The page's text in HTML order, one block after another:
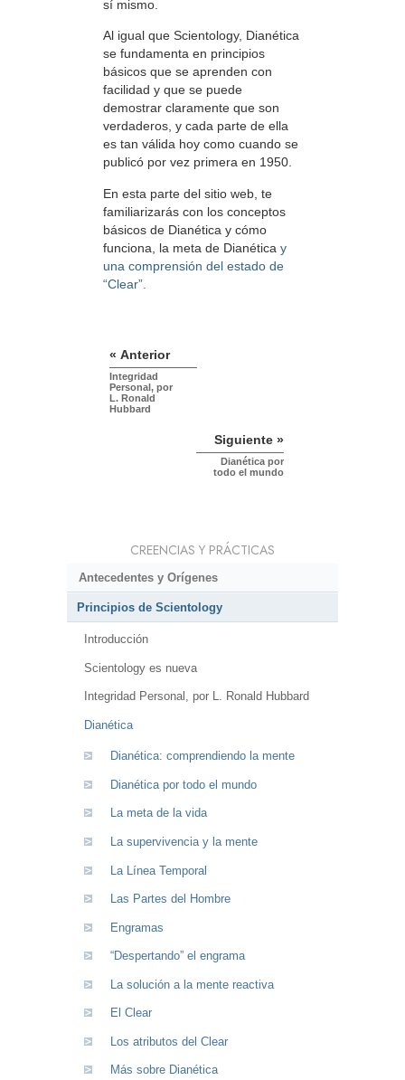
sí mismo.
Al igual que Scientology, Dianética
se fundamenta en principios
básicos que se aprenden con
facilidad y que se puede
demostrar claramente que son
verdaderos, y cada parte de ella
es tan válida hoy como cuando se
publicó por vez primera en 1950.
En esta parte del sitio web, te
familiarizarás con los conceptos
básicos de Dianética y cómo
funciona, la meta de Dianética y
una comprensión del estado de
“Clear”.
« Anterior
Integridad
Personal, por
L. Ronald
Hubbard
Siguiente »
Dianética por
todo el mundo
CREENCIAS Y PRÁCTICAS
Antecedentes y Orígenes
Principios de Scientology
Introducción
Scientology es nueva
Integridad Personal, por L. Ronald Hubbard
Dianética
Dianética: comprendiendo la mente
Dianética por todo el mundo
La meta de la vida
La supervivencia y la mente
La Línea Temporal
Las Partes del Hombre
Engramas
“Despertando” el engrama
La solución a la mente reactiva
El Clear
Los atributos del Clear
Más sobre Dianética